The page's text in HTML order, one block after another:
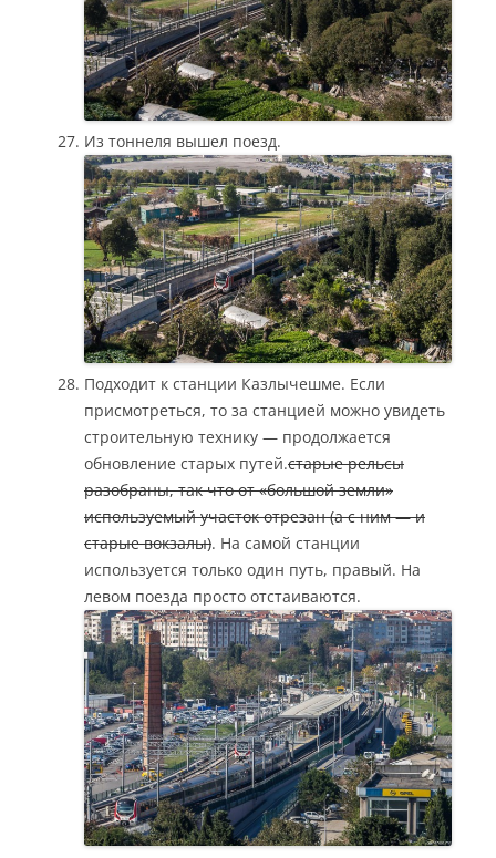
Из тоннеля вышел поезд.
Подходит к станции Казлычешме. Если
присмотреться, то за станцией можно увидеть
строительную технику — продолжается
обновление старых путей.старые рельсы
разобраны, так что от «большой земли»
используемый участок отрезан (а с ним — и
старые вокзалы). На самой станции
используется только один путь, правый. На
левом поезда просто отстаиваются.